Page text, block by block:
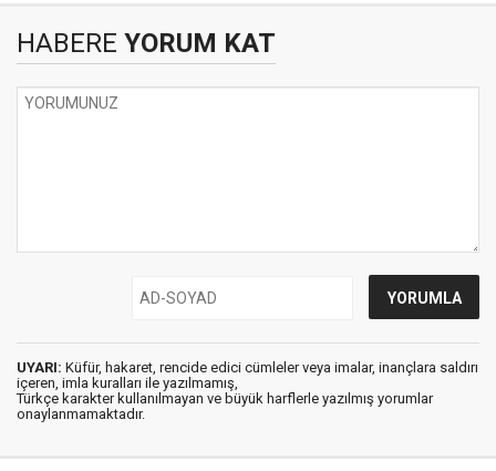
HABERE YORUM KAT
UYARI: Küfür, hakaret, rencide edici cümleler veya imalar, inançlara saldırı
içeren, imla kuralları ile yazılmamış,
Türkçe karakter kullanılmayan ve büyük harflerle yazılmış yorumlar
onaylanmamaktadır.